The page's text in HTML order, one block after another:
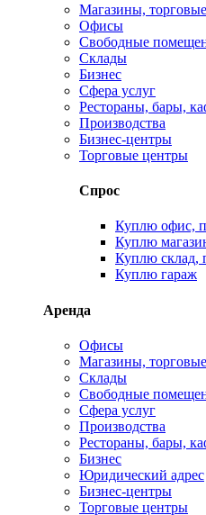
Магазины,
Офисы
Свободные
Склады
Бизнес
Сфера услуг
Рестораны, бары,
Производства
Бизнес-центры
Торговые центры
Спрос
Куплю офис,
Куплю
Куплю склад,
Куплю гараж
Аренда
Офисы
Магазины,
Склады
Свободные
Сфера услуг
Производства
Рестораны, бары,
Бизнес
Юридический адрес
Бизнес-центры
Торговые центры